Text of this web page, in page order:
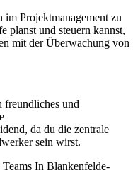
Projektmanagement zu
planst und steuern kannst,
mit der Überwachung von
freundliches und
da du die zentrale
sein wirst.
In Blankenfelde-